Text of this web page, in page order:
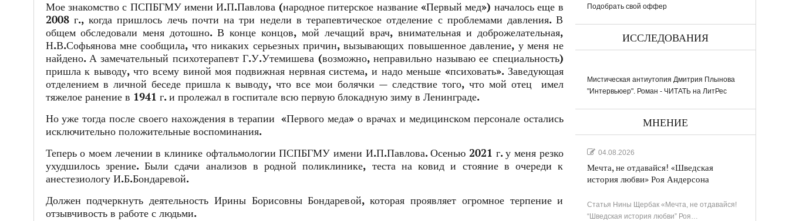
Мое знакомство с ПСПБГМУ имени И.П.Павлова (народное питерское название «Первый мед») началось еще в
2008 г., когда пришлось лечь почти на три недели в терапевтическое отделение с проблемами давления. В
общем обследовали меня дотошно. В конце концов, мой лечащий врач, внимательная и доброжелательная,
Н.В.Софьянова мне сообщила, что никаких серьезных причин, вызывающих повышенное давление, у меня не
найдено. А замечательный психотерапевт Г.У.Утемишева (возможно, неправильно называю ее специальность)
пришла к выводу, что всему виной моя подвижная нервная система, и надо меньше «психовать». Заведующая
отделением в личной беседе пришла к выводу, что все мои болячки — следствие того, что мой отец имел
тяжелое ранение в 1941 г. и пролежал в госпитале всю первую блокадную зиму в Ленинграде.
Но уже тогда после своего нахождения в терапии «Первого меда» о врачах и медицинском персонале остались
исключительно положительные воспоминания.
Теперь о моем лечении в клинике офтальмологии ПСПБГМУ имени И.П.Павлова. Осенью 2021 г. у меня резко
ухудшилось зрение. Были сдачи анализов в родной поликлинике, теста на ковид и стояние в очереди к
анестезиологу И.Б.Бондаревой.
Должен подчеркнуть деятельность Ирины Борисовны Бондаревой, которая проявляет огромное терпение и
отзывчивость в работе с людьми.
Подобрать свой оффер
ИССЛЕДОВАНИЯ
Мистическая антиутопия Дмитрия Плынова
"Интервьюер". Роман - ЧИТАТЬ на ЛитРес
МНЕНИЕ
04.08.2026
Мечта, не отдавайся! «Шведская
история любви» Роя Андерсона
Статья Нины Щербак «Мечта, не отдавайся!
“Шведская история любви” Роя…